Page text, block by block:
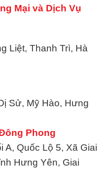
Mại và Dịch Vụ
Liệt, Thanh Trì, Hà
Sử, Mỹ Hào, Hưng
Phong
A, Quốc Lộ 5, Xã Giai
Hưng Yên, Giai